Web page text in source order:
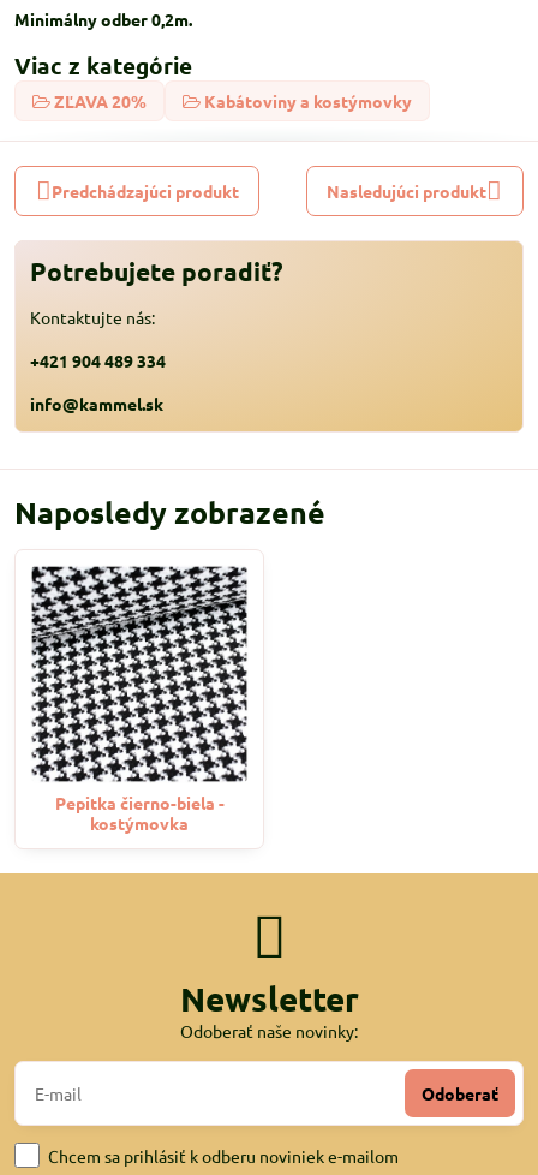
Minimálny odber 0,2m.
Viac z kategórie
ZĽAVA 20% Kabátoviny a kostýmovky
Predchádzajúci produkt Nasledujúci produkt
Potrebujete poradiť?
Kontaktujte nás:
+421 904 489 334
info@kammel.sk
Naposledy zobrazené
Pepitka čierno-biela -
kostýmovka
Newsletter
Odoberať naše novinky:
Odoberať
Chcem sa prihlásiť k odberu noviniek e-mailom